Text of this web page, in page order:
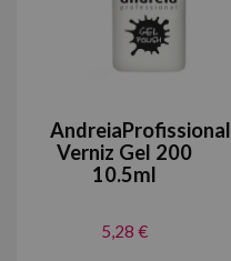
AndreiaProfissional
Verniz Gel 200
10.5ml
5,28 €